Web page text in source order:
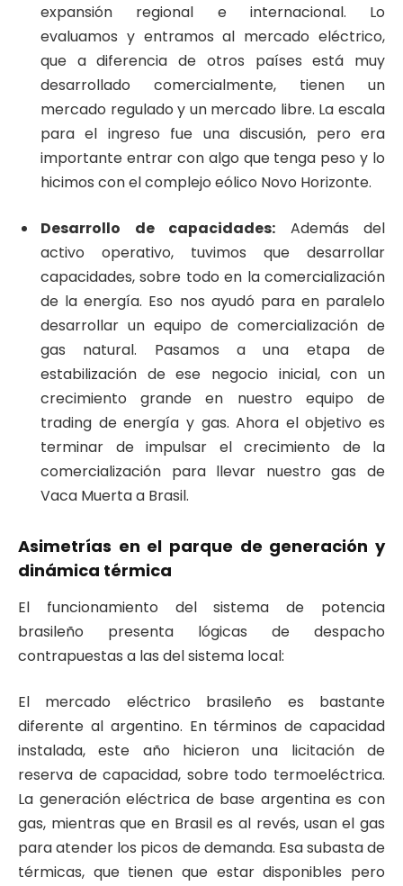
expansión regional e internacional. Lo
evaluamos y entramos al mercado eléctrico,
que a diferencia de otros países está muy
desarrollado comercialmente, tienen un
mercado regulado y un mercado libre. La escala
para el ingreso fue una discusión, pero era
importante entrar con algo que tenga peso y lo
hicimos con el complejo eólico Novo Horizonte.
Desarrollo de capacidades: Además del
activo operativo, tuvimos que desarrollar
capacidades, sobre todo en la comercialización
de la energía. Eso nos ayudó para en paralelo
desarrollar un equipo de comercialización de
gas natural. Pasamos a una etapa de
estabilización de ese negocio inicial, con un
crecimiento grande en nuestro equipo de
trading de energía y gas. Ahora el objetivo es
terminar de impulsar el crecimiento de la
comercialización para llevar nuestro gas de
Vaca Muerta a Brasil.
Asimetrías en el parque de generación y
dinámica térmica
El funcionamiento del sistema de potencia
brasileño presenta lógicas de despacho
contrapuestas a las del sistema local:
El mercado eléctrico brasileño es bastante
diferente al argentino. En términos de capacidad
instalada, este año hicieron una licitación de
reserva de capacidad, sobre todo termoeléctrica.
La generación eléctrica de base argentina es con
gas, mientras que en Brasil es al revés, usan el gas
para atender los picos de demanda. Esa subasta de
térmicas, que tienen que estar disponibles pero